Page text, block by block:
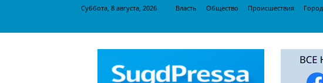
Суббота, 8 августа, 2026 Власть Общество Происшествия